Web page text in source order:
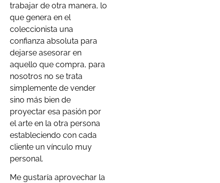
trabajar de otra manera, lo
que genera en el
coleccionista una
confianza absoluta para
dejarse asesorar en
aquello que compra, para
nosotros no se trata
simplemente de vender
sino más bien de
proyectar esa pasión por
el arte en la otra persona
estableciendo con cada
cliente un vínculo muy
personal.
Me gustaría aprovechar la